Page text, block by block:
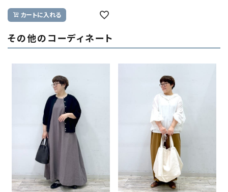
カートに入れる
その他のコーディネート